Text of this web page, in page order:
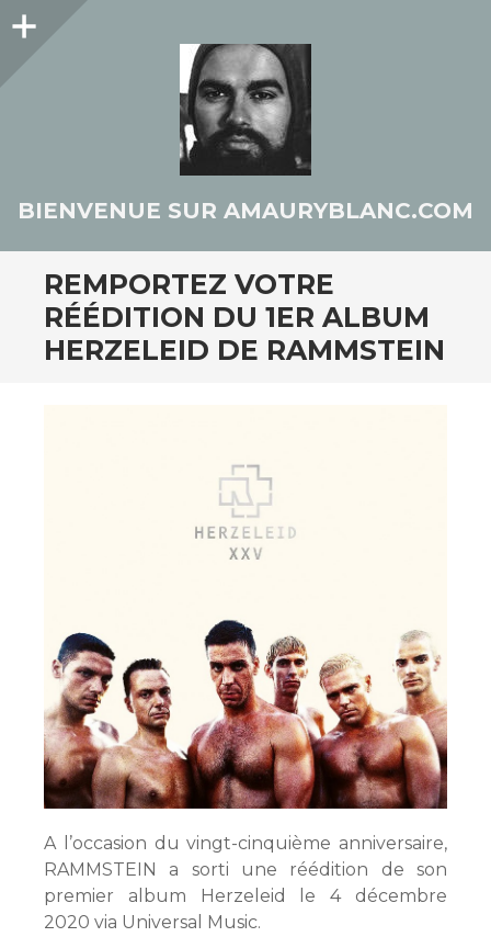
Colonne
BIENVENUE SUR AMAURYBLANC.COM
REMPORTEZ VOTRE
RÉÉDITION DU 1ER ALBUM
HERZELEID DE RAMMSTEIN
A l’occasion du vingt-cinquième anniversaire,
RAMMSTEIN a sorti une réédition de son
premier album Herzeleid le 4 décembre
2020 via Universal Music.